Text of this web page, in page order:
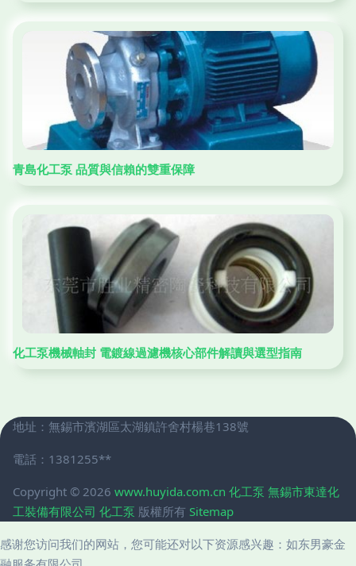
青島化工泵 品質與信賴的雙重保障
化工泵機械軸封 電鍍線過濾機核心部件解讀與選型指南
地址：無錫市濱湖區太湖鎮許舍村楊巷138號
電話：1381255**
Copyright © 2026 www.huyida.com.cn 化工泵 無錫市東達化
工裝備有限公司 化工泵 版權所有 Sitemap
感谢您访问我们的网站，您可能还对以下资源感兴趣：如东男豪金